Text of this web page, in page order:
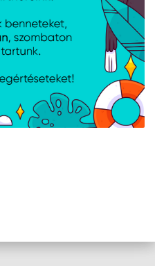
Apple Beats Flex – All-
Day Wireless Earphones
- Beats Black